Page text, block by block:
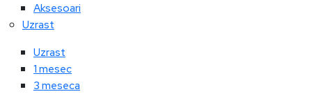
Aksesoari
Uzrast
Uzrast
1 mesec
3 meseca